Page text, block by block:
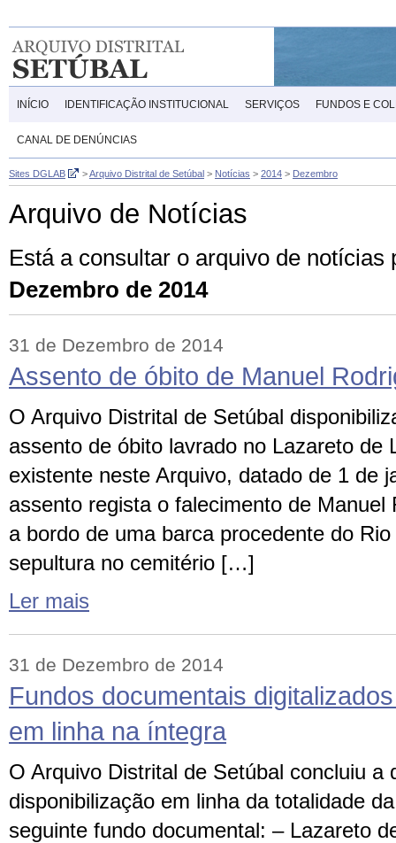
INÍCIO IDENTIFICAÇÃO INSTITUCIONAL SERVIÇOS FUNDOS E
CANAL DE DENÚNCIAS
Sites DGLAB >Arquivo Distrital de Setúbal > Notícias > 2014 > Dezembro
Arquivo de Notícias
Está a consultar o arquivo de notícias
Dezembro de 2014
31 de Dezembro de 2014
Assento de óbito de Manuel
O Arquivo Distrital de Setúbal
assento de óbito lavrado no Lazareto de
existente neste Arquivo, datado de 1 de
assento regista o falecimento de Manuel
a bordo de uma barca procedente do
sepultura no cemitério […]
Ler mais
31 de Dezembro de 2014
Fundos documentais
em linha na íntegra
O Arquivo Distrital de Setúbal concluiu a
disponibilização em linha da totalidade
seguinte fundo documental: – Lazareto